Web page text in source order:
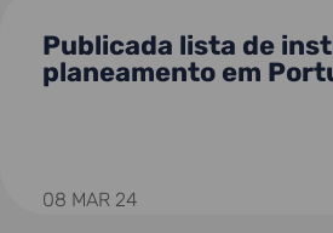
Publicada lista de
planeamento em
08 MAR 24